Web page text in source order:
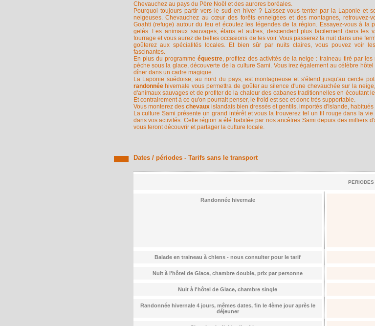
Chevauchez au pays du Père Noël et des aurores boréales.
Pourquoi toujours partir vers le sud en hiver ? Laissez-vous tenter par la Laponie et
neigeuses. Chevauchez au cœur des forêts enneigées et des montagnes, retrouvez-
Goahti (refuge) autour du feu et écoutez les légendes de la région. Essayez-vous à la
gelés. Les animaux sauvages, élans et autres, descendent plus facilement dans les
fourrage et vous aurez de belles occasions de les voir. Vous passerez la nuit dans une
goûterez aux spécialités locales. Et bien sûr par nuits claires, vous pouvez voir
fascinantes.
En plus du programmeéquestre, profitez des activités de la neige : traineau tiré par les
pèche sous la glace, découverte de la culture Sami. Vous irez également au célèbre
dîner dans un cadre magique.
La Laponie suédoise, au nord du pays, est montagneuse et s'étend jusqu'au cercle
randonnéehivernale vous permettra de goûter au silence d'une chevauchée sur la
d'animaux sauvages et de profiter de la chaleur des cabanes traditionnelles en écoutant
Et contrairement à ce qu'on pourrait penser, le froid est sec et donc très supportable.
Vous monterez des chevauxislandais bien dressés et gentils, importés d'Islande, habitués
La culture Sami présente un grand intérêt et vous la trouverez tel un fil rouge dans la
dans vos activités. Cette région a été habitée par nos ancêtres Sami depuis des milliers
vous feront découvrir et partager la culture locale.
Dates / périodes - Tarifs sans le transport
PERIODES
Randonnée hivernale
Balade en traineau à chiens - nous consulter pour le tarif
Nuit à l'hôtel de Glace, chambre double, prix par personne
Nuit à l'hôtel de Glace, chambre single
Randonnée hivernale 4 jours, mêmes dates, fin le 4ème jour après le
déjeuner